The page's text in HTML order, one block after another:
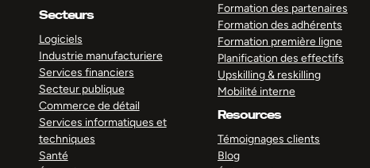
Secteurs
Logiciels
Industrie manufacturiere
Services financiers
Secteur publique
Commerce de détail
Services informatiques et
techniques
Santé
Formation des partenaires
Formation des adhérents
Formation première ligne
Planification des effectifs
Upskilling & reskilling
Mobilité interne
Resources
Témoignages clients
Blog